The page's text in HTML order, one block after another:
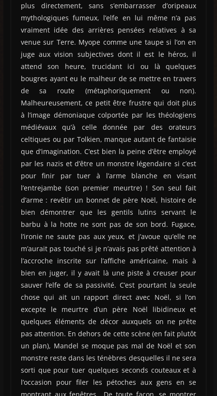
plus directement, sans s’embarrasser d’oripeaux
mythologiques fumeux, l’elfe en lui même n’a pas
vraiment idée des arrières pensées relatives à sa
venue sur Terre. Myope comme une taupe si l’on en
juge aux vision subjectives dont il est le héros, il
attend son heure, trucidant ici ou là quelques
bougres ayant eu le malheur de se mettre en travers
de sa route (métaphoriquement ou non).
Malheureusement, ce petit être frustre qui doit plus
à l’image démoniaque colportée par les théologiens
médiévaux qu’à celle donnée par des orateurs
celtiques ou par Tolkien, manque autant de fantaisie
que d’imagination. C’est bien la peine d’être employé
par les nazis et d’être un monstre légendaire si c’est
pour finir par tuer à l’arme blanche en visant
l’entrejambe (son premier meurtre) ! Son seul fait
d’arme : revêtir un bonnet de père Noël, histoire de
bien démontrer que les gentils lutins servant le
barbu à la hotte ne sont pas de son bord. Fugace,
l’ironie ne saute pas aux yeux, et j’avoue qu’elle ne
m’aurait pas touché si je n’avais pas prêté attention à
l’accroche inscrite sur l’affiche américaine, mais à
bien en juger, il y avait là une piste à creuser pour
sauver l’elfe de sa passivité. C’est pourtant la seule
chose qui ait un rapport direct avec Noël, si l’on
excepte le meurtre d’un père Noël libidineux et
quelques éléments de décor auxquels on ne prête
pas attention. En dehors de cette scène (en fait plutôt
un plan), Mandel se moque pas mal de Noël et son
monstre reste dans les ténèbres desquelles il ne sera
sorti que pour tuer quelques seconds couteaux et à
l’occasion pour filer les pétoches aux gens en se